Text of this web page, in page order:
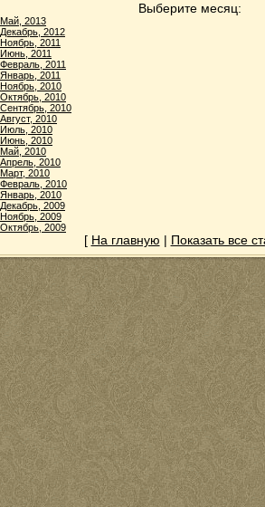
Выберите месяц:
Май, 2013
Декабрь, 2012
Ноябрь, 2011
Июнь, 2011
Февраль, 2011
Январь, 2011
Ноябрь, 2010
Октябрь, 2010
Сентябрь, 2010
Август, 2010
Июль, 2010
Июнь, 2010
Май, 2010
Апрель, 2010
Март, 2010
Февраль, 2010
Январь, 2010
Декабрь, 2009
Ноябрь, 2009
Октябрь, 2009
[ На главную | Показать все